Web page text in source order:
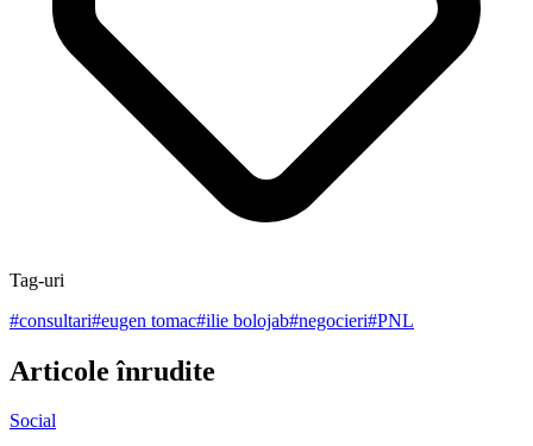
Tag-uri
#consultari#eugen tomac#ilie bolojab#negocieri#PNL
Articole înrudite
Social